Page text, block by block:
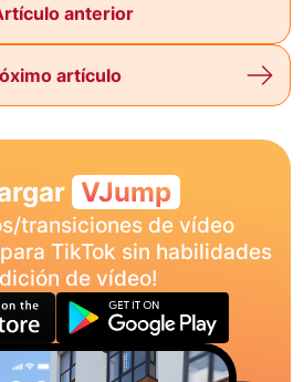
anterior
artículo
VJump
transiciones de vídeo
TikTok sin habilidades
de vídeo!